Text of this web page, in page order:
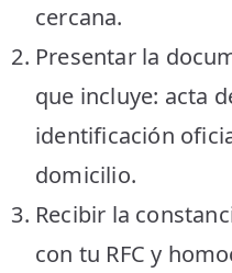
cercana.
Presentar la
que incluye: acta
identificación
domicilio.
Recibir la
con tu RFC y